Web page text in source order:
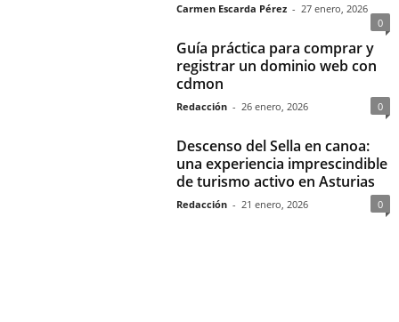
Carmen Escarda Pérez - 27 enero, 2026
0
Guía práctica para comprar y
registrar un dominio web con
cdmon
Redacción - 26 enero, 2026 0
Descenso del Sella en canoa:
una experiencia imprescindible
de turismo activo en Asturias
Redacción - 21 enero, 2026 0